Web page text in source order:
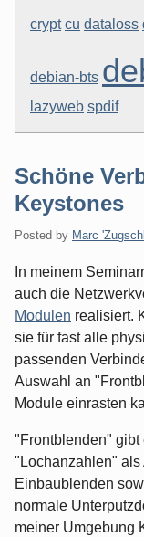
crypt cu dataloss
debian-bts
lazyweb spdif
Schöne
Keystones
Posted by Marc
In meinem
auch die
Modulen realisiert.
sie für fast alle
passenden
Auswahl an
Module einrasten
"Frontblenden"
"Lochanzahlen" als
Einbaublenden
normale
meiner Umgebung